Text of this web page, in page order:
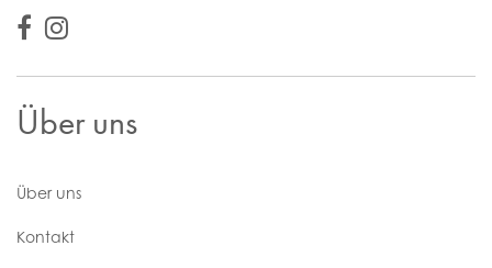
Über uns
Über uns
Kontakt